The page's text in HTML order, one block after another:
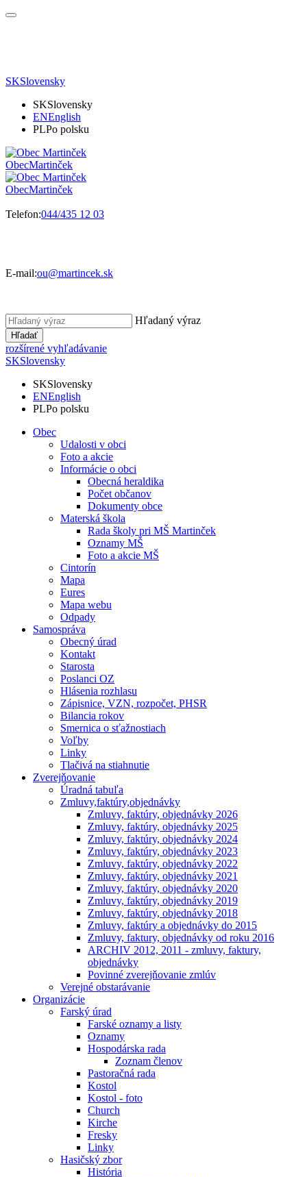
SKSlovensky
SKSlovensky
ENEnglish
PLPo polsku
ObecMartinček
ObecMartinček
Telefon:044/435 12 03
E-mail:ou@martincek.sk
Hľadaný výraz
Hľadať
rozšírené vyhľadávanie
SKSlovensky
SKSlovensky
ENEnglish
PLPo polsku
Obec
Udalosti v obci
Foto a akcie
Informácie o obci
Obecná heraldika
Počet občanov
Dokumenty obce
Materská škola
Rada školy pri MŠ Martinček
Oznamy MŠ
Foto a akcie MŠ
Cintorín
Mapa
Eures
Mapa webu
Odpady
Samospráva
Obecný úrad
Kontakt
Starosta
Poslanci OZ
Hlásenia rozhlasu
Zápisnice, VZN, rozpočet, PHSR
Bilancia rokov
Smernica o sťažnostiach
Voľby
Linky
Tlačivá na stiahnutie
Zverejňovanie
Úradná tabuľa
Zmluvy,faktúry,objednávky
Zmluvy, faktúry, objednávky 2026
Zmluvy, faktúry, objednávky 2025
Zmluvy, faktúry, objednávky 2024
Zmluvy, faktúry, objednávky 2023
Zmluvy, faktúry, objednávky 2022
Zmluvy, faktúry, objednávky 2021
Zmluvy, faktúry, objednávky 2020
Zmluvy, faktúry, objednávky 2019
Zmluvy, faktúry, objednávky 2018
Zmluvy, faktúry a objednávky do 2015
Zmluvy, faktury, objednávky od roku 2016
ARCHIV 2012, 2011 - zmluvy, faktury,
objednávky
Povinné zverejňovanie zmlúv
Verejné obstarávanie
Organizácie
Farský úrad
Farské oznamy a listy
Oznamy
Hospodárska rada
Zoznam členov
Pastoračná rada
Kostol
Kostol - foto
Church
Kirche
Fresky
Linky
Hasičský zbor
História